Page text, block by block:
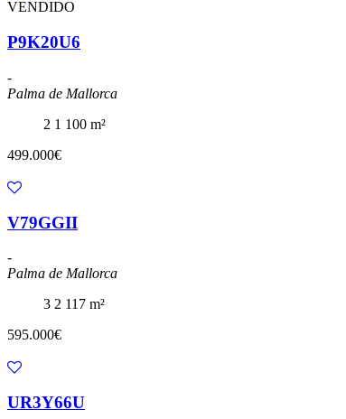
VENDIDO
P9K20U6
-
Palma de Mallorca
2 1 100 m²
499.000€
V79GGII
-
Palma de Mallorca
3 2 117 m²
595.000€
UR3Y66U